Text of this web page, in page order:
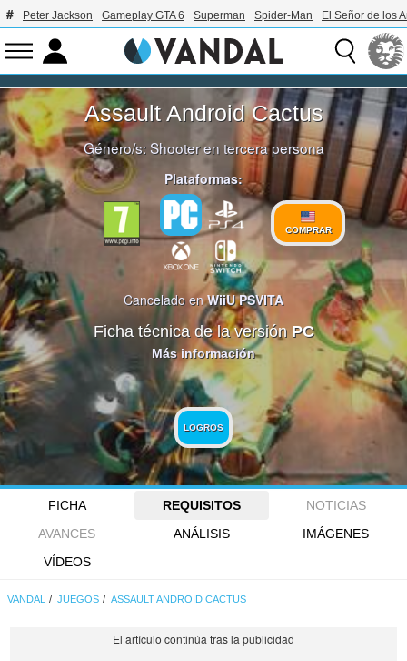
Peter Jackson Gameplay GTA 6 Superman Spider-Man El Señor de los
Assault Android Cactus
Género/s:Shooter en tercera persona
Plataformas:
COMPRAR
Cancelado enWiiU PSVITA
Ficha técnica de la versión PC
Más información
LOGROS
FICHA REQUISITOS
NOTICIAS
AVANCES
ANÁLISIS
IMÁGENES
VÍDEOS
VANDAL JUEGOS ASSAULT ANDROID CACTUS